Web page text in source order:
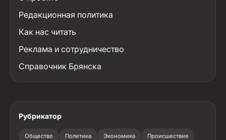
Редакционная политика
Как нас читать
Реклама и сотрудничество
Справочник Брянска
Рубрикатор
Общество Политика Экономика Происшествия